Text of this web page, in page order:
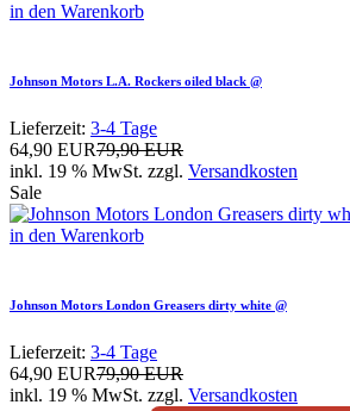
in den Warenkorb
Johnson Motors L.A. Rockers oiled black @
Lieferzeit: 3-4 Tage
64,90 EUR79,90 EUR
inkl. 19 % MwSt. zzgl. Versandkosten
Sale
in den Warenkorb
Johnson Motors London Greasers dirty white @
Lieferzeit: 3-4 Tage
64,90 EUR79,90 EUR
inkl. 19 % MwSt. zzgl. Versandkosten